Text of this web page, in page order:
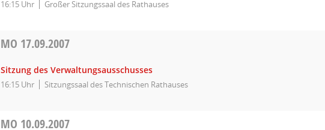
16:15 Uhr Großer Sitzungssaal des Rathauses
MO 17.09.2007
Sitzung des Verwaltungsausschusses
16:15 Uhr Sitzungssaal des Technischen Rathauses
MO 10.09.2007